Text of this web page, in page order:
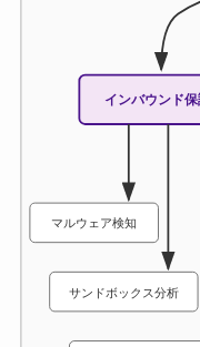
インバウンド
マルウェア検知
サンドボックス分析